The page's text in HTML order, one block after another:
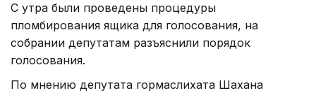
С утра были проведены процедуры
пломбирования ящика для голосования, на
собрании депутатам разъяснили порядок
голосования.
По мнению депутата гормаслихата Шахана